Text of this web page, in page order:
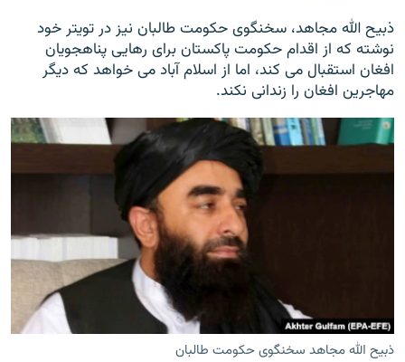
ذبیح الله مجاهد، سخنگوی حکومت طالبان نیز در تویتر خود
نوشته که از اقدام حکومت پاکستان برای رهایی پناهجویان
افغان استقبال می کند، اما از اسلام آباد می خواهد که دیگر
مهاجرین افغان را زندانی نکند.
ذبیح الله مجاهد سخنگوی حکومت طالبان